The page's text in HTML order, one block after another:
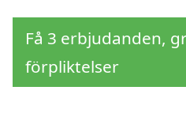
Få 3 erbjudanden,
förpliktelser